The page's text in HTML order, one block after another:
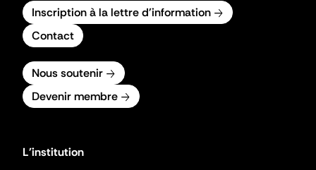
Inscription à la lettre d'information
Contact
Nous soutenir
Devenir membre
L'institution